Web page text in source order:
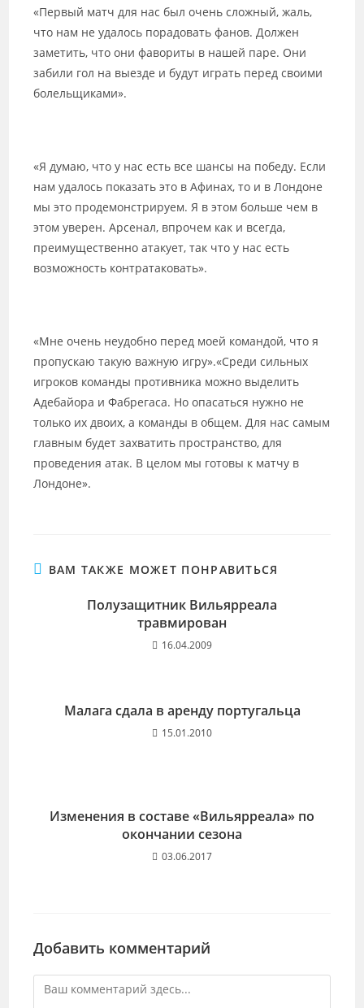
«Первый матч для нас был очень сложный, жаль,
что нам не удалось порадовать фанов. Должен
заметить, что они фавориты в нашей паре. Они
забили гол на выезде и будут играть перед своими
болельщиками».
«Я думаю, что у нас есть все шансы на победу. Если
нам удалось показать это в Афинах, то и в Лондоне
мы это продемонстрируем. Я в этом больше чем в
этом уверен. Арсенал, впрочем как и всегда,
преимущественно атакует, так что у нас есть
возможность контратаковать».
«Мне очень неудобно перед моей командой, что я
пропускаю такую важную игру».«Среди сильных
игроков команды противника можно выделить
Адебайора и Фабрегаса. Но опасаться нужно не
только их двоих, а команды в общем. Для нас самым
главным будет захватить пространство, для
проведения атак. В целом мы готовы к матчу в
Лондоне».
ВАМ ТАКЖЕ МОЖЕТ ПОНРАВИТЬСЯ
Полузащитник Вильярреала
травмирован
16.04.2009
Малага сдала в аренду португальца
15.01.2010
Изменения в составе «Вильярреала» по
окончании сезона
03.06.2017
Добавить комментарий
Комментарий